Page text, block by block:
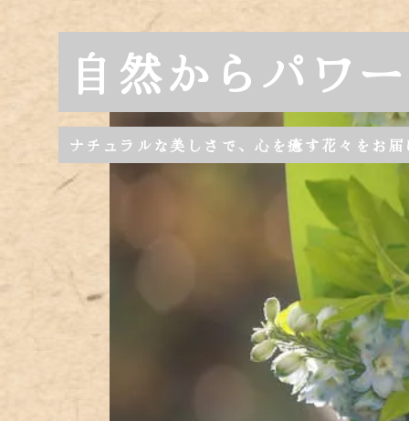
自然からパワ
ナチュラルな美しさで、心を癒す花々をお